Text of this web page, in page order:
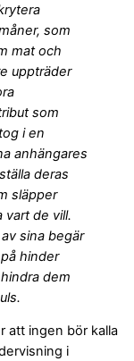
som
mat och
uppträder
som
i en
anhängares
deras
släpper
vart de vill.
sina begär
hinder
dem
att ingen bör kalla
i